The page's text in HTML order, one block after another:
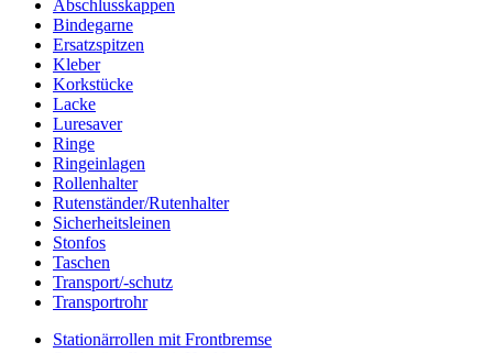
Abschlusskappen
Bindegarne
Ersatzspitzen
Kleber
Korkstücke
Lacke
Luresaver
Ringe
Ringeinlagen
Rollenhalter
Rutenständer/Rutenhalter
Sicherheitsleinen
Stonfos
Taschen
Transport/-schutz
Transportrohr
Stationärrollen mit Frontbremse